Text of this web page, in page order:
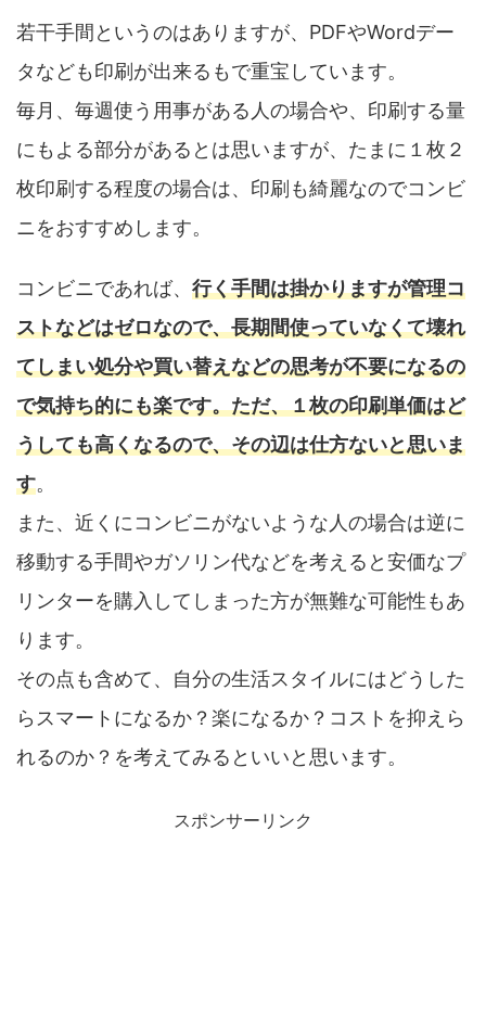
若干手間というのはありますが、PDFやWordデー
タなども印刷が出来るもで重宝しています。
毎月、毎週使う用事がある人の場合や、印刷する量
にもよる部分があるとは思いますが、たまに１枚２
枚印刷する程度の場合は、印刷も綺麗なのでコンビ
ニをおすすめします。
コンビニであれば、 行く手間は掛かりますが管理コ
ストなどはゼロなので、長期間使っていなくて壊れ
てしまい処分や買い替えなどの思考が不要になるの
で気持ち的にも楽です。ただ、１枚の印刷単価はど
うしても高くなるので、その辺は仕方ないと思いま
す。
また、近くにコンビニがないような人の場合は逆に
移動する手間やガソリン代などを考えると安価なプ
リンターを購入してしまった方が無難な可能性もあ
ります。
その点も含めて、自分の生活スタイルにはどうした
らスマートになるか？楽になるか？コストを抑えら
れるのか？を考えてみるといいと思います。
スポンサーリンク